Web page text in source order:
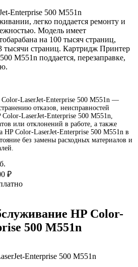
Enterprise 500 M551n
легко поддается ремонту и
Модель имеет
на 100 тысяч страниц,
тысячи страниц. Картридж Принтер
M551n поддается, перезаправке,
Color-LaserJet-Enterprise 500 M551n —
отказов, неисправностей
Color-LaserJet-Enterprise 500 M551n,
или отклонений в работе, а также
HP Color-LaserJet-Enterprise 500 M551n в
без замены расходных материалов и
₽
HP Color-
500 M551n
Enterprise 500 M551n